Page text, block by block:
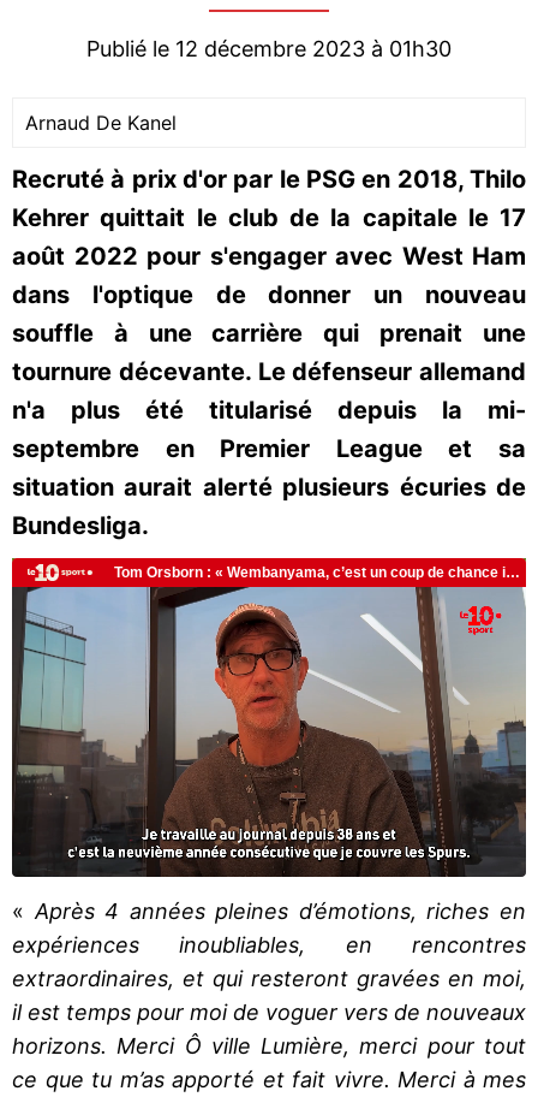
Publié le 12 décembre 2023 à 01h30
Arnaud De Kanel
Recruté à prix d'or par le PSG en 2018, Thilo
Kehrer quittait le club de la capitale le 17
août 2022 pour s'engager avec West Ham
dans l'optique de donner un nouveau
souffle à une carrière qui prenait une
tournure décevante. Le défenseur allemand
n'a plus été titularisé depuis la mi-
septembre en Premier League et sa
situation aurait alerté plusieurs écuries de
Bundesliga.
« Après 4 années pleines d’émotions, riches en
expériences inoubliables, en rencontres
extraordinaires, et qui resteront gravées en moi,
il est temps pour moi de voguer vers de nouveaux
horizons. Merci Ô ville Lumière, merci pour tout
ce que tu m’as apporté et fait vivre. Merci à mes